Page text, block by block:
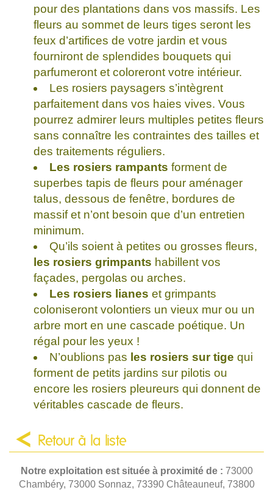
pour des plantations dans vos massifs. Les
fleurs au sommet de leurs tiges seront les
feux d’artifices de votre jardin et vous
fourniront de splendides bouquets qui
parfumeront et coloreront votre intérieur.
Les rosiers paysagers s’intègrent
parfaitement dans vos haies vives. Vous
pourrez admirer leurs multiples petites fleurs
sans connaître les contraintes des tailles et
des traitements réguliers.
Les rosiers rampants forment de
superbes tapis de fleurs pour aménager
talus, dessous de fenêtre, bordures de
massif et n’ont besoin que d’un entretien
minimum.
Qu’ils soient à petites ou grosses fleurs,
les rosiers grimpants habillent vos
façades, pergolas ou arches.
Les rosiers lianes et grimpants
coloniseront volontiers un vieux mur ou un
arbre mort en une cascade poétique. Un
régal pour les yeux !
N’oublions pas les rosiers sur tige qui
forment de petits jardins sur pilotis ou
encore les rosiers pleureurs qui donnent de
véritables cascade de fleurs.
Retour à la liste
Notre exploitation est située à proximité de : 73000
Chambéry, 73000 Sonnaz, 73390 Châteauneuf, 73800